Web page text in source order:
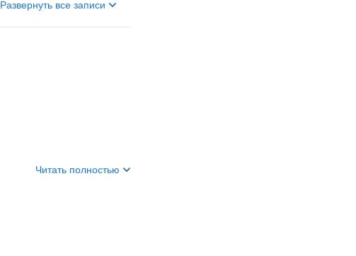
Развернуть все записи
Читать полностью